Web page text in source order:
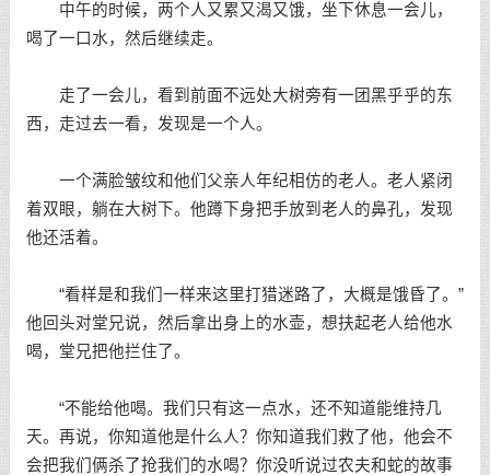
中午的时候，两个人又累又渴又饿，坐下休息一会儿，
喝了一口水，然后继续走。
走了一会儿，看到前面不远处大树旁有一团黑乎乎的东
西，走过去一看，发现是一个人。
一个满脸皱纹和他们父亲人年纪相仿的老人。老人紧闭
着双眼，躺在大树下。他蹲下身把手放到老人的鼻孔，发现
他还活着。
“看样是和我们一样来这里打猎迷路了，大概是饿昏了。”
他回头对堂兄说，然后拿出身上的水壶，想扶起老人给他水
喝，堂兄把他拦住了。
“不能给他喝。我们只有这一点水，还不知道能维持几
天。再说，你知道他是什么人？你知道我们救了他，他会不
会把我们俩杀了抢我们的水喝？你没听说过农夫和蛇的故事